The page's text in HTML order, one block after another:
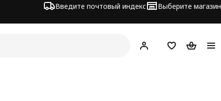
Введите почтовый индекс Выберите магазин
Hej! ВойтиСписокКорзина